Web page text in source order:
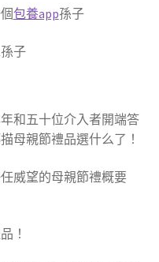
包養app孫子
子
和五十位介入者開端答
母親節禮品選什么了！
威望的母親節禮概要
！